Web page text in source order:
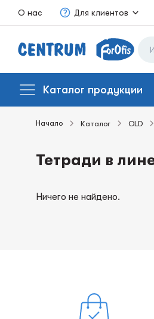
О нас Для клиентов
Каталог продукции
Начало Каталог OLD
Тетради в
Ничего не найдено.